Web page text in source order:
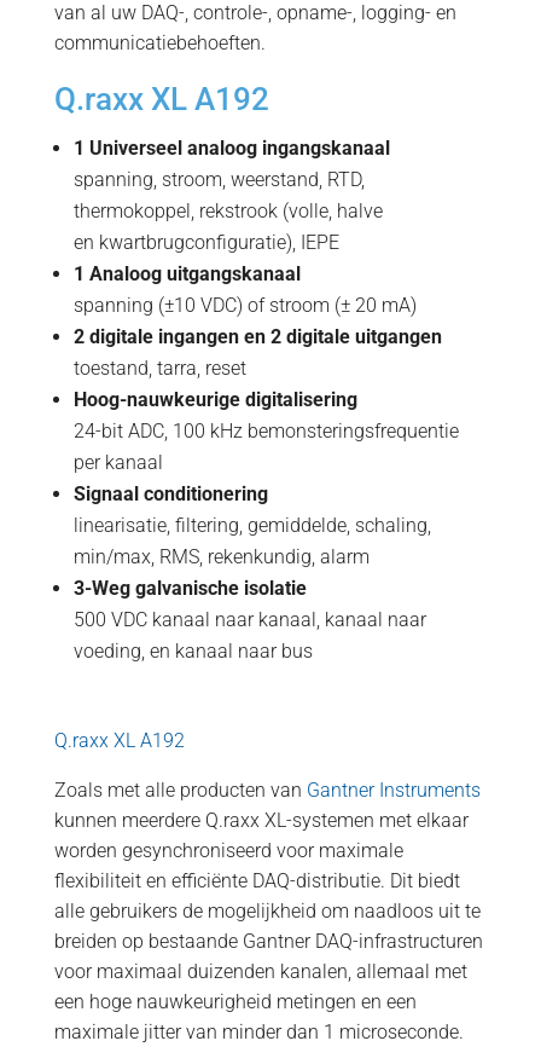
van al uw DAQ-, controle-, opname-, logging- en
communicatiebehoeften.
Q.raxx XL A192
1 Universeel analoog ingangskanaal
spanning, stroom, weerstand, RTD,
thermokoppel, rekstrook (volle, halve
en kwartbrugconfiguratie), IEPE
1 Analoog uitgangskanaal
spanning (±10 VDC) of stroom (± 20 mA)
2 digitale ingangen en 2 digitale uitgangen
toestand, tarra, reset
Hoog-nauwkeurige digitalisering
24-bit ADC, 100 kHz bemonsteringsfrequentie
per kanaal
Signaal conditionering
linearisatie, filtering, gemiddelde, schaling,
min/max, RMS, rekenkundig, alarm
3-Weg galvanische isolatie
500 VDC kanaal naar kanaal, kanaal naar
voeding, en kanaal naar bus
Q.raxx XL A192
Zoals met alle producten van Gantner Instruments
kunnen meerdere Q.raxx XL-systemen met elkaar
worden gesynchroniseerd voor maximale
flexibiliteit en efficiënte DAQ-distributie. Dit biedt
alle gebruikers de mogelijkheid om naadloos uit te
breiden op bestaande Gantner DAQ-infrastructuren
voor maximaal duizenden kanalen, allemaal met
een hoge nauwkeurigheid metingen en een
maximale jitter van minder dan 1 microseconde.